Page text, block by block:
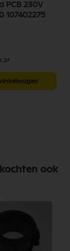
PCB 230V
107402275
ook